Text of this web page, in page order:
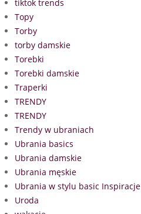
tiktok trends
Topy
Torby
torby damskie
Torebki
Torebki damskie
Traperki
TRENDY
TRENDY
Trendy w ubraniach
Ubrania basics
Ubrania damskie
Ubrania męskie
Ubrania w stylu basic Inspiracje
Uroda